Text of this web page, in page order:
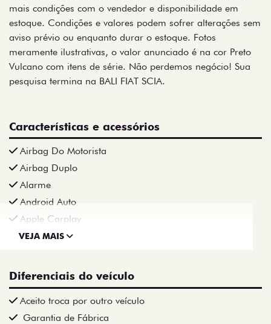
mais condições com o vendedor e disponibilidade em
estoque. Condições e valores podem sofrer alterações sem
aviso prévio ou enquanto durar o estoque. Fotos
meramente ilustrativas, o valor anunciado é na cor Preto
Vulcano com itens de série. Não perdemos negócio! Sua
pesquisa termina na BALI FIAT SCIA.
Características e acessórios
Airbag Do Motorista
Airbag Duplo
Alarme
Android Auto
Apple Carplay
VEJA MAIS
Diferenciais do veículo
Aceito troca por outro veículo
Garantia de Fábrica